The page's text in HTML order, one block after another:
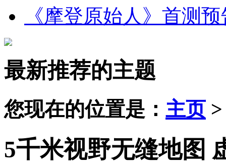
《摩登原始人》首测
最新推荐的主题
您现在的位置是： 主页
5千米视野无缝地图